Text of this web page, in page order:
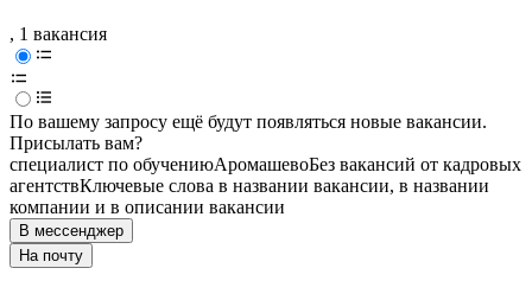
, 1 вакансия
По вашему запросу ещё будут появляться новые вакансии.
Присылать вам?
специалист по обучениюАромашевоБез вакансий от кадровых
агентствКлючевые слова в названии вакансии, в названии
компании и в описании вакансии
В мессенджер
На почту